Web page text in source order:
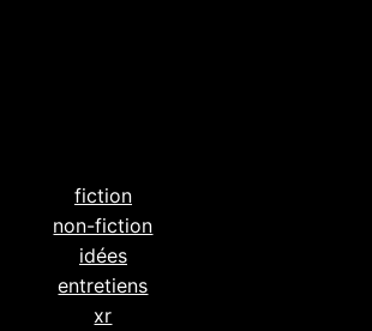
fiction
non-fiction
idées
entretiens
xr